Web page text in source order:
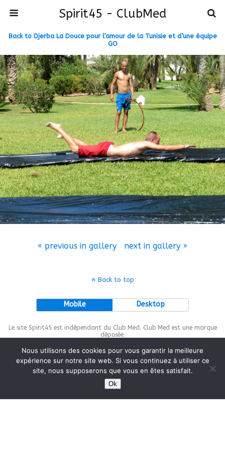
Spirit45 - ClubMed
Back to Djerba La Douce pour l’amour de la Tunisie et d’une équipe
GO
« previous in gallery next in gallery »
Back to top
Mobile Desktop
Le site Spirit45 est indépendant du Club Med. Club Med est une marque
déposée.
This site is protected bywp-copyrightpro.com
Nous utilisons des cookies pour vous garantir la meilleure
expérience sur notre site web. Si vous continuez à utiliser ce
site, nous supposerons que vous en êtes satisfait.
Ok